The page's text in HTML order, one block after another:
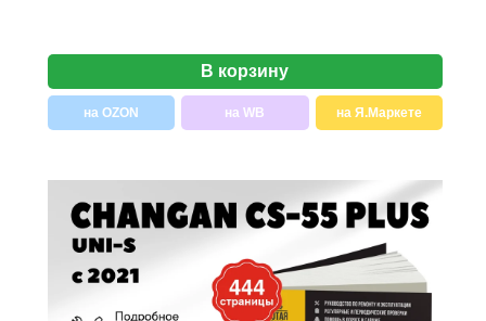
В корзину
на OZON на WB на Я.Маркете